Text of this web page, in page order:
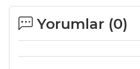
Yorumlar (0)